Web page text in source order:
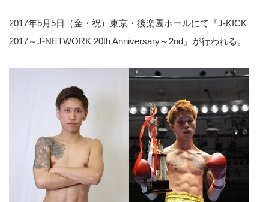
2017年5月5日（金・祝）東京・後楽園ホールにて『J-KICK
2017～J-NETWORK 20th Anniversary～2nd』が行われる。